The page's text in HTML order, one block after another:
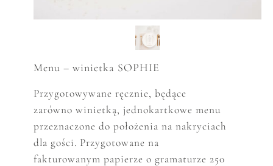
Menu – winietka SOPHIE
Przygotowywane ręcznie, będące
zarówno winietką, jednokartkowe menu
przeznaczone do położenia na nakryciach
dla gości. Przygotowane na
fakturowanym papierze o gramaturze 250